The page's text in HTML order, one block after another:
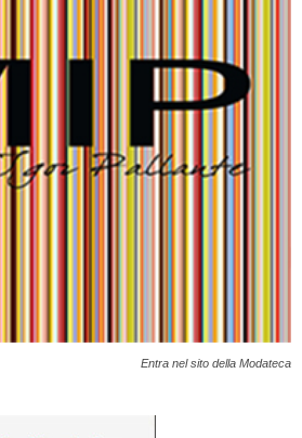
Entra nel sito della Modateca